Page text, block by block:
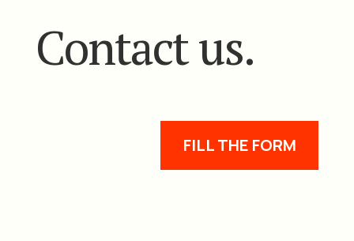
Contact us.
FILL THE FORM